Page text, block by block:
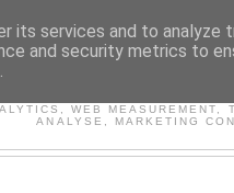
WEB
ANALYSE, MARKETING
its services and to analyze
and security metrics to